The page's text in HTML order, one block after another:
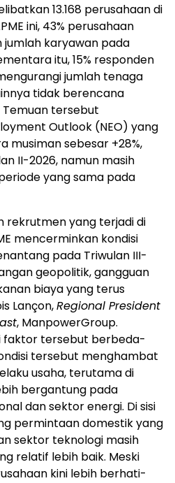
13.168 perusahaan di
ini, 43% perusahaan
karyawan pada
itu, 15% responden
jumlah tenaga
tidak berencana
tersebut
Outlook (NEO) yang
musiman sebesar +28%,
II-2026, namun masih
yang sama pada
rekrutmen yang terjadi di
mencerminkan kondisi
pada Triwulan III-
geopolitik, gangguan
biaya yang terus
Lançon,Regional President
, ManpowerGroup.
faktor tersebut berbeda-
tersebut menghambat
usaha, terutama di
bergantung pada
dan sektor energi. Di sisi
permintaan domestik yang
sektor teknologi masih
relatif lebih baik. Meski
kini lebih berhati-